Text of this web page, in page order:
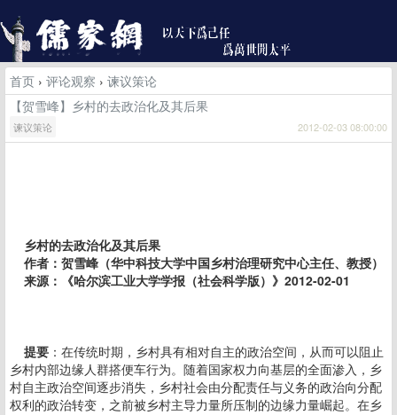
首页 › 评论观察 › 谏议策论
【贺雪峰】乡村的去政治化及其后果
谏议策论 2012-02-03 08:00:00
乡村的去政治化及其后果
作者：贺雪峰（华中科技大学中国乡村治理研究中心主任、教授）
来源：《哈尔滨工业大学学报（社会科学版）》2012-02-01
提要 ：在传统时期，乡村具有相对自主的政治空间，从而可以阻止
乡村内部边缘人群搭便车行为。随着国家权力向基层的全面渗入，乡
村自主政治空间逐步消失，乡村社会由分配责任与义务的政治向分配
权利的政治转变，之前被乡村主导力量所压制的边缘力量崛起。在乡